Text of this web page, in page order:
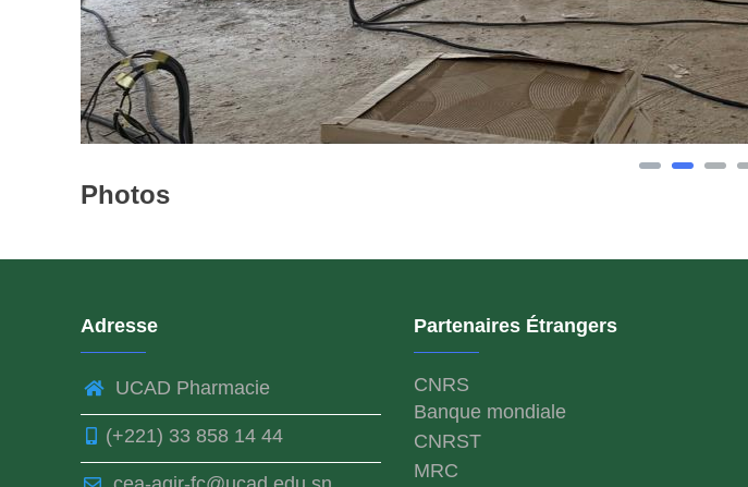
Photos
Adresse
UCAD Pharmacie
(+221) 33 858 14 44
Partenaires Étrangers
CNRS
Banque mondiale
CNRST
MRC